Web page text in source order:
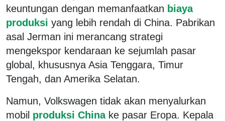
keuntungan dengan memanfaatkan biaya
produksi yang lebih rendah di China. Pabrikan
asal Jerman ini merancang strategi
mengekspor kendaraan ke sejumlah pasar
global, khususnya Asia Tenggara, Timur
Tengah, dan Amerika Selatan.
Namun, Volkswagen tidak akan menyalurkan
mobil produksi China ke pasar Eropa. Kepala